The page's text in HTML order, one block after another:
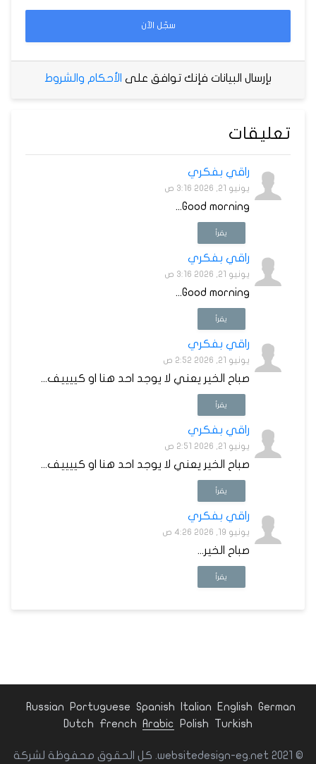
سجّل الآن
بإرسال البيانات فإنك توافق على الأحكام والشروط
تعليقات
راقي بفكري
يونيو 21, 2026 3:16 ص
Good morning...
يقرأ
راقي بفكري
يونيو 21, 2026 3:16 ص
Good morning...
يقرأ
راقي بفكري
يونيو 21, 2026 2:52 ص
صباح الخير يعني لا يوجد احد هنا او كييييف...
يقرأ
راقي بفكري
يونيو 21, 2026 2:51 ص
صباح الخير يعني لا يوجد احد هنا او كييييف...
يقرأ
راقي بفكري
يونيو 19, 2026 4:26 ص
صباح الخير...
يقرأ
German
English
Italian
Spanish
Portuguese
Russian
Turkish
Polish
Arabic
French
Dutch
© websitedesign-eg.net 2021. كل الحقوق محفوظة لشركة